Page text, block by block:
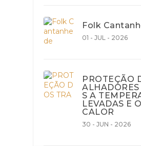
Folk
01 - JUL - 2026
PROTEÇÃO
ALHADORES
S A
LEVADAS E
CALOR
30 - JUN - 2026